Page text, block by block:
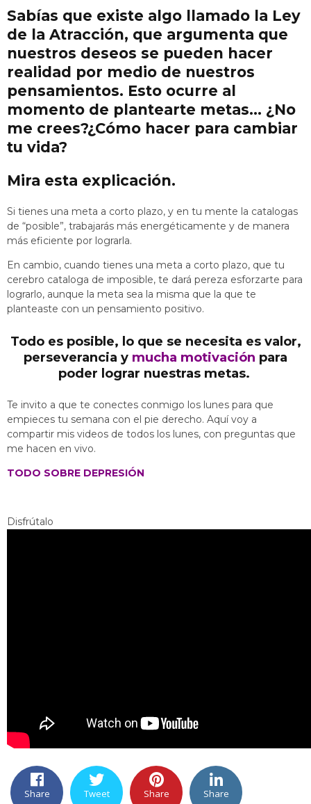
Sabías que existe algo llamado la Ley
de la Atracción, que argumenta que
nuestros deseos se pueden hacer
realidad por medio de nuestros
pensamientos. Esto ocurre al
momento de plantearte metas… ¿No
me crees?¿Cómo hacer para cambiar
tu vida?
Mira esta explicación.
Si tienes una meta a corto plazo, y en tu mente la catalogas
de “posible”, trabajarás más energéticamente y de manera
más eficiente por lograrla.
En cambio, cuando tienes una meta a corto plazo, que tu
cerebro cataloga de imposible, te dará pereza esforzarte para
lograrlo, aunque la meta sea la misma que la que te
planteaste con un pensamiento positivo.
Todo es posible, lo que se necesita es valor,
perseverancia y mucha motivación para
poder lograr nuestras metas.
Te invito a que te conectes conmigo los lunes para que
empieces tu semana con el pie derecho. Aquí voy a
compartir mis videos de todos los lunes, con preguntas que
me hacen en vivo.
TODO SOBRE DEPRESIÓN
Disfrútalo
Share Tweet Share Share